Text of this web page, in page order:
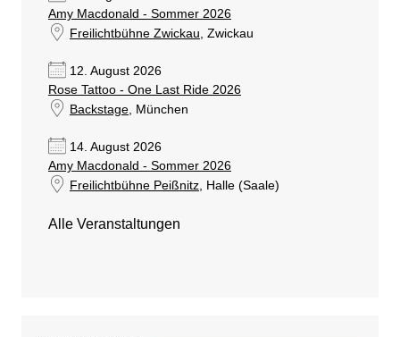
Amy Macdonald - Sommer 2026
Freilichtbühne Zwickau, Zwickau
12. August 2026
Rose Tattoo - One Last Ride 2026
Backstage, München
14. August 2026
Amy Macdonald - Sommer 2026
Freilichtbühne Peißnitz, Halle (Saale)
Alle Veranstaltungen